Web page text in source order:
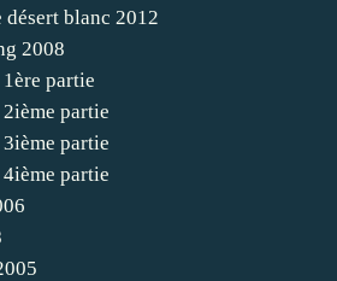
blanc 2012
2008
partie
partie
partie
partie